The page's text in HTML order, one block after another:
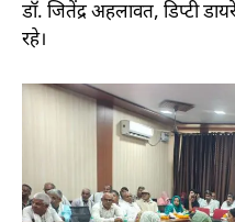
डॉ. जितेंद्र अहलावत, डिप्टी
रहे।